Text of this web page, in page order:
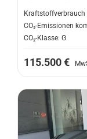
CO₂-Emissionen
CO₂-Klasse: G
115.500 €